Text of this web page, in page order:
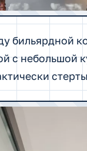
бильярдной
с небольшой